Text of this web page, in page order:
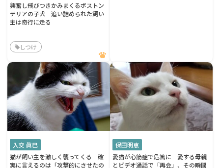
興奮し飛びつきかみまくるボストン
テリアの子犬 追い詰められた飼い
主は奇行に走る
しつけ
入交 眞巳
猫が飼い主を激しく襲ってくる 確
実に言えるのは「攻撃的にさせたの
保田明恵
愛猫が心筋症で危篤に 愛する母親
とビデオ通話で「再会」、その瞬間